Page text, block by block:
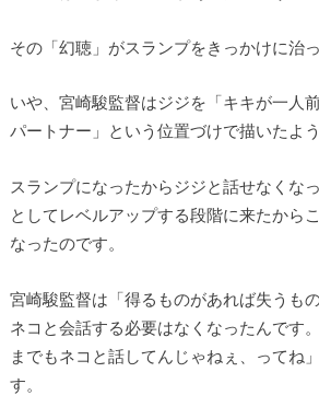
その「幻聴」がスランプをきっかけに治
いや、宮崎駿監督はジジを「キキが一人
パートナー」という位置づけで描いたよう
スランプになったからジジと話せなくな
としてレベルアップする段階に来たから
なったのです。
宮崎駿監督は「得るものがあれば失うも
ネコと会話する必要はなくなったんです
までもネコと話してんじゃねぇ、ってね
す。